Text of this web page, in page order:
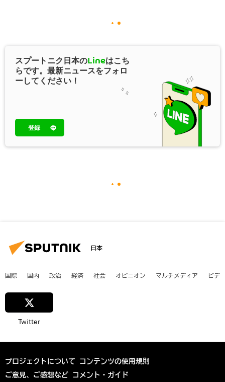
スプートニク日本のLineはこち
らです。最新ニュースをフォロ
ーしてください！
登録
日本
国際 国内 政治 経済 社会 オピニオン マルチメディア ビデ
Twitter
プロジェクトについて コンテンツの使用規則
ご意見、ご感想など コメント・ガイド